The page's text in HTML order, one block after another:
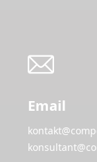
Email